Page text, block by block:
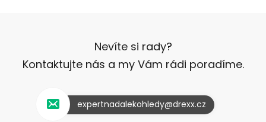
Nevíte si rady?
Kontaktujte nás a my Vám rádi poradíme.
expertnadalekohledy@drexx.cz